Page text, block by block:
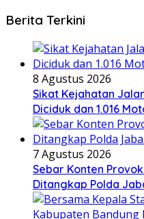
Berita Terkini
8 Agustus 2026
Sikat Kejahatan
Diciduk dan 1.016
7 Agustus 2026
Sebar Konten
Ditangkap Polda